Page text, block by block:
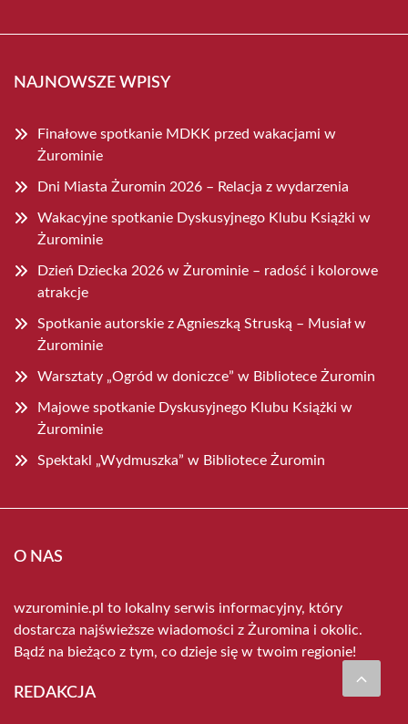
NAJNOWSZE WPISY
Finałowe spotkanie MDKK przed wakacjami w
Żurominie
Dni Miasta Żuromin 2026 – Relacja z wydarzenia
Wakacyjne spotkanie Dyskusyjnego Klubu Książki w
Żurominie
Dzień Dziecka 2026 w Żurominie – radość i kolorowe
atrakcje
Spotkanie autorskie z Agnieszką Struską – Musiał w
Żurominie
Warsztaty „Ogród w doniczce” w Bibliotece Żuromin
Majowe spotkanie Dyskusyjnego Klubu Książki w
Żurominie
Spektakl „Wydmuszka” w Bibliotece Żuromin
O NAS
wzurominie.pl to lokalny serwis informacyjny, który
dostarcza najświeższe wiadomości z Żuromina i okolic.
Bądź na bieżąco z tym, co dzieje się w twoim regionie!
REDAKCJA